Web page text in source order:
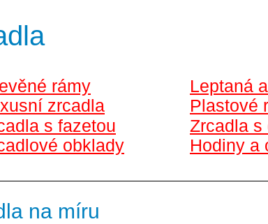
rámy
Leptaná
zrcadla
Plastové
s fazetou
Zrcadla s
obklady
Hodiny a
na míru